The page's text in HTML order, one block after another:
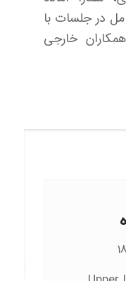
در جلسات با
خارجی